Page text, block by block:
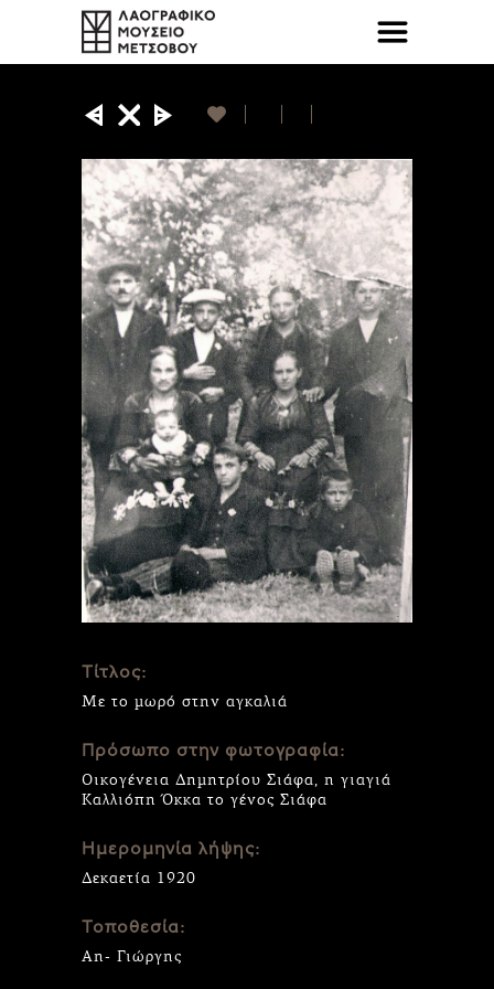
Τίτλος:
Με το μωρό στην αγκαλιά
Πρόσωπο στην φωτογραφία:
Οικογένεια Δημητρίου Σιάφα, η γιαγιά
Καλλιόπη Όκκα το γένος Σιάφα
Ημερομηνία λήψης:
Δεκαετία 1920
Τοποθεσία:
Αη- Γιώργης